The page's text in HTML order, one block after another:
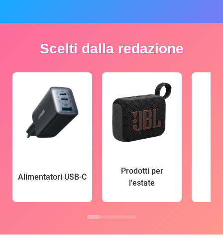
Scelti dalla redazione
Alimentatori USB-C
Prodotti per
l'estate